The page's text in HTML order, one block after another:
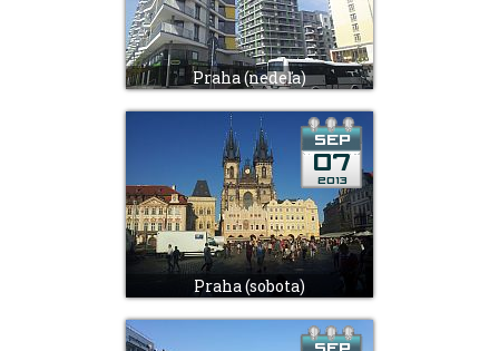
Praha (nedeľa)
Praha (sobota)